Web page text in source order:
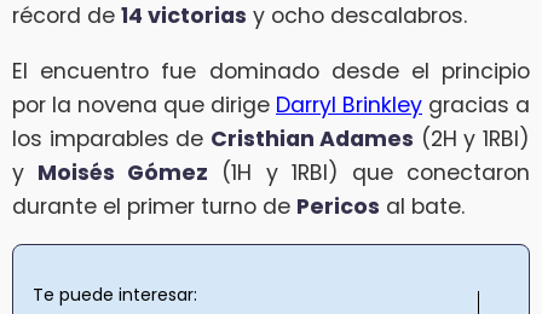
récord de 14 victorias y ocho descalabros.
El encuentro fue dominado desde el principio
por la novena que dirige Darryl Brinkley gracias a
los imparables de Cristhian Adames (2H y 1RBI)
y Moisés Gómez (1H y 1RBI) que conectaron
durante el primer turno de Pericos al bate.
Te puede interesar: